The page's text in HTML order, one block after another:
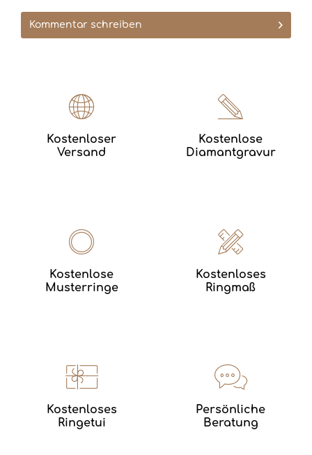
Kommentar schreiben
Kostenloser
Versand
Kostenlose
Diamantgravur
Kostenlose
Musterringe
Kostenloses
Ringmaß
Kostenloses
Ringetui
Persönliche
Beratung